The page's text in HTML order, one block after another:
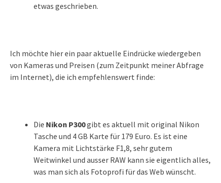
etwas geschrieben.
Ich möchte hier ein paar aktuelle Eindrücke wiedergeben
von Kameras und Preisen (zum Zeitpunkt meiner Abfrage
im Internet), die ich empfehlenswert finde:
Die Nikon P300gibt es aktuell mit original Nikon
Tasche und 4 GB Karte für 179 Euro. Es ist eine
Kamera mit Lichtstärke F1,8, sehr gutem
Weitwinkel und ausser RAW kann sie eigentlich alles,
was man sich als Fotoprofi für das Web wünscht.